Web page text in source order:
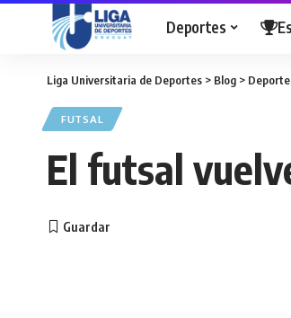
Deportes
Liga Universitaria de Deportes > Blog >
FUTSAL
El futsal